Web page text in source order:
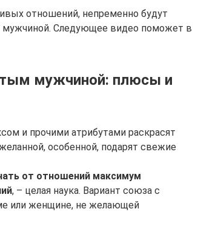
отношений, непременно будут
мужчиной. Следующее видео поможет в
мужчиной: плюсы и
и прочими атрибутами раскрасят
особенной, подарят свежие
от отношений максимум
, – целая наука. Вариант союза с
или женщине, не желающей